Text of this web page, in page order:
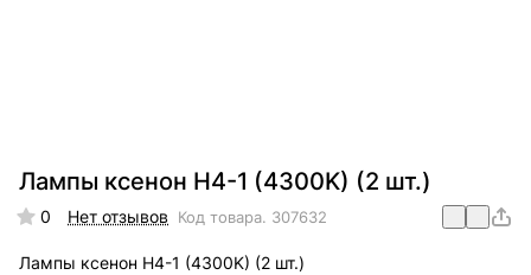
Лампы ксенон H4-1 (4300K) (2 шт.)
0 Нет отзывов Код товара. 307632
Лампы ксенон H4-1 (4300K) (2 шт.)